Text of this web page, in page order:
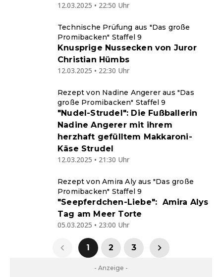
12.03.2025 • 22:50 Uhr
Technische Prüfung aus "Das große
Promibacken" Staffel 9
Knusprige Nussecken von Juror
Christian Hümbs
12.03.2025 • 22:30 Uhr
Rezept von Nadine Angerer aus "Das
große Promibacken" Staffel 9
"Nudel-Strudel": Die Fußballerin
Nadine Angerer mit ihrem
herzhaft gefülltem Makkaroni-
Käse Strudel
12.03.2025 • 21:30 Uhr
Rezept von Amira Aly aus "Das große
Promibacken" Staffel 9
"Seepferdchen-Liebe": Amira Alys
Tag am Meer Torte
05.03.2025 • 23:00 Uhr
1 2 3
- Anzeige -